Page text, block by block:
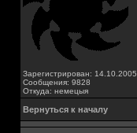
Зарегистрирован: 14.10.2005
Сообщения: 9828
Откуда: немецыя
Вернуться к началу